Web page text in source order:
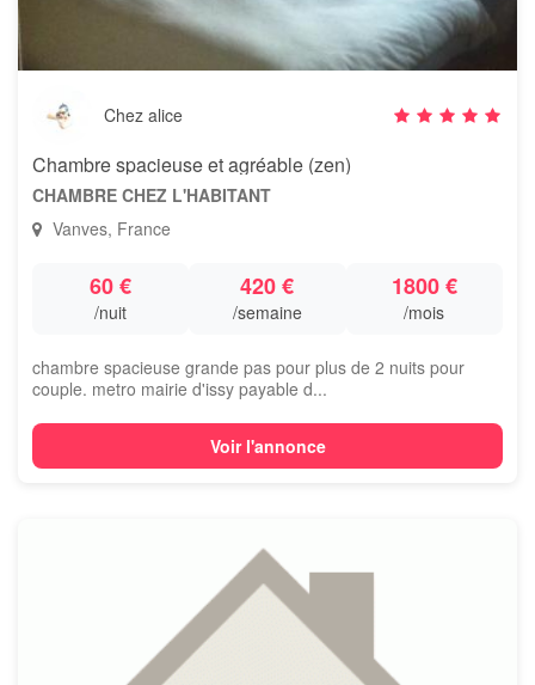
Chez alice
Chambre spacieuse et agréable (zen)
CHAMBRE CHEZ L'HABITANT
Vanves, France
60 €
/nuit
420 €
/semaine
1800 €
/mois
chambre spacieuse grande pas pour plus de 2 nuits pour
couple. metro mairie d'issy payable d...
Voir l'annonce